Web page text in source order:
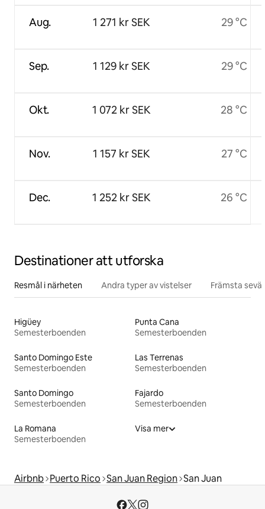
Aug.
Sep.
Okt.
Nov.
Dec.
1 271 kr SEK
1 129 kr SEK
1 072 kr SEK
1 157 kr SEK
1 252 kr SEK
29 °C
29 °C
28 °C
27 °C
26 °C
Destinationer att utforska
Resmål i närheten Andra typer av vistelser Främsta
Higüey
Semesterboenden
Punta Cana
Semesterboenden
Santo Domingo Este
Semesterboenden
Las Terrenas
Semesterboenden
Santo Domingo
Semesterboenden
Fajardo
Semesterboenden
La Romana
Semesterboenden
Visa mer
Airbnb Puerto Rico San Juan Region San Juan